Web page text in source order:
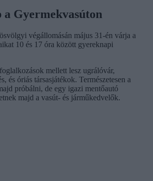
a Gyermekvasúton
végállomásán május 31-én várja a
10 és 17 óra között gyereknapi
mellett lesz ugrálóvár,
és óriás társasjátékok. Természetesen a
próbálni, de egy igazi mentőautó
majd a vasút- és járműkedvelők.